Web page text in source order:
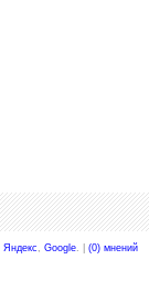
Яндекс , Google. | (0) мнений